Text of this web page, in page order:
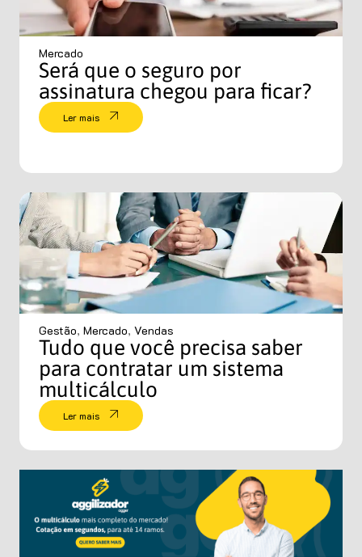
Mercado
Será que o seguro por
assinatura chegou para ficar?
Ler mais
Gestão, Mercado, Vendas
Tudo que você precisa saber
para contratar um sistema
multicálculo
Ler mais